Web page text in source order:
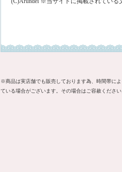
※商品は実店舗でも販売しております為、時間帯に
ている場合がございます。その場合はご容赦ください